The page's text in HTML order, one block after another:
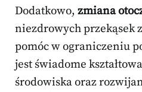
Dodatkowo, zmiana
niezdrowych przekąsek
pomóc w ograniczeniu
jest świadome
środowiska oraz